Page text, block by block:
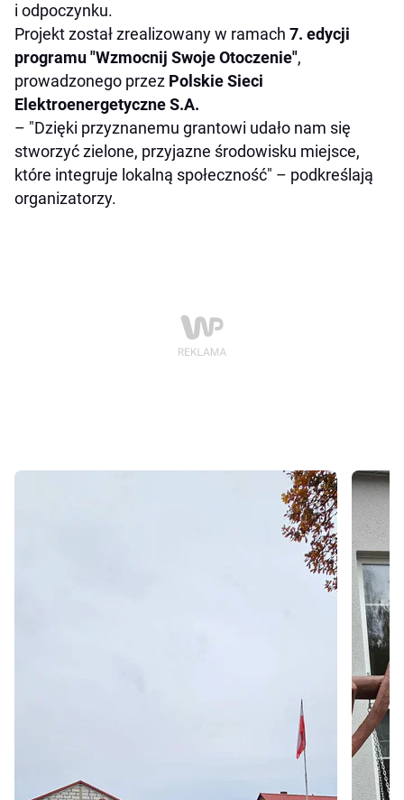
i odpoczynku.
Projekt został zrealizowany w ramach 7. edycji
programu "Wzmocnij Swoje Otoczenie",
prowadzonego przez Polskie Sieci
Elektroenergetyczne S.A.
– "Dzięki przyznanemu grantowi udało nam się
stworzyć zielone, przyjazne środowisku miejsce,
które integruje lokalną społeczność" – podkreślają
organizatorzy.